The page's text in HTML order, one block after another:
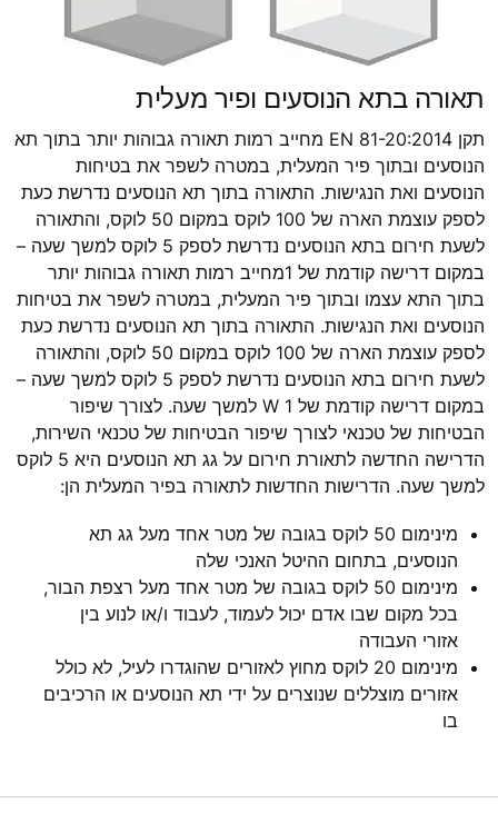
תאורה בתא הנוסעים ופיר מעלית
תקן EN 81-20:2014 מחייב רמות תאורה גבוהות יותר בתוך תא
הנוסעים ובתוך פיר המעלית, במטרה לשפר את בטיחות
הנוסעים ואת הנגישות. התאורה בתוך תא הנוסעים נדרשת כעת
לספק עוצמת הארה של 100 לוקס במקום 50 לוקס, והתאורה
לשעת חירום בתא הנוסעים נדרשת לספק 5 לוקס למשך שעה –
במקום דרישה קודמת של 1מחייב רמות תאורה גבוהות יותר
בתוך התא עצמו ובתוך פיר המעלית, במטרה לשפר את בטיחות
הנוסעים ואת הנגישות. התאורה בתוך תא הנוסעים נדרשת כעת
לספק עוצמת הארה של 100 לוקס במקום 50 לוקס, והתאורה
לשעת חירום בתא הנוסעים נדרשת לספק 5 לוקס למשך שעה –
במקום דרישה קודמת של W 1 למשך שעה. לצורך שיפור
הבטיחות של טכנאי לצורך שיפור הבטיחות של טכנאי השירות,
הדרישה החדשה לתאורת חירום על גג תא הנוסעים היא 5 לוקס
למשך שעה. הדרישות החדשות לתאורה בפיר המעלית הן:
מינימום 50 לוקס בגובה של מטר אחד מעל גג תא
הנוסעים, בתחום ההיטל האנכי שלה
מינימום 50 לוקס בגובה של מטר אחד מעל רצפת הבור,
בכל מקום שבו אדם יכול לעמוד, לעבוד ו/או לנוע בין
אזורי העבודה
מינימום 20 לוקס מחוץ לאזורים שהוגדרו לעיל, לא כולל
אזורים מוצללים שנוצרים על ידי תא הנוסעים או הרכיבים
בו